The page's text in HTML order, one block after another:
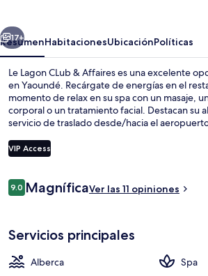
Affaires
Recepción
Siguiente
17+
ResumenHabitacionesUbicaciónPolíticas
Le Lagon CLub & Affaires es una excelente
en Yaoundé. Recárgate de energías en el
momento de relax en su spa con un masaje,
corporal o un tratamiento facial. Destacan su
servicio de traslado desde/hacia el
VIP Access
Opiniones
9.09.0 de 10,
MagníficaVer las 11 opiniones
Servicios principales
Alberca
Spa